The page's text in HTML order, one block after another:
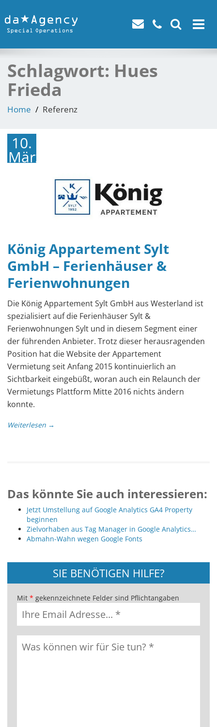
Toggle
Schlagwort: Hues
Frieda
Home Referenz
10.
März
König Appartement Sylt
GmbH – Ferienhäuser &
Ferienwohnungen
Die König Appartement Sylt GmbH aus Westerland ist
spezialisiert auf die Ferienhäuser Sylt &
Ferienwohnungen Sylt und in diesem Segment einer
der führenden Anbieter. Trotz dieser herausragenden
Position hat die Website der Appartement
Vermietung seit Anfang 2015 kontinuierlich an
Sichtbarkeit eingebüßt, woran auch ein Relaunch der
Vermietungs Plattform Mitte 2016 nichts ändern
konnte.
Weiterlesen →
Das könnte Sie auch interessieren:
Jetzt Umstellung auf Google Analytics GA4 Property
beginnen
Zielvorhaben aus Tag Manager in Google Analytics…
Abmahn-Wahn wegen Google Fonts
SIE BENÖTIGEN HILFE?
Mit * gekennzeichnete Felder sind Pflichtangaben